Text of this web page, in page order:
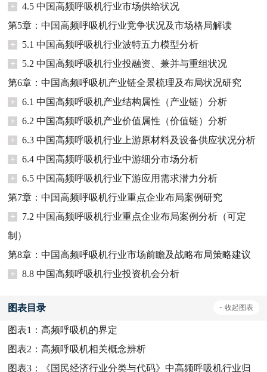
+
4.5 中国高频呼吸机行业市场供给状况
第5章：中国高频呼吸机行业竞争状况及市场格局解读
+
5.1 中国高频呼吸机行业波特五力模型分析
+
5.2 中国高频呼吸机行业投融资、兼并与重组状况
第6章：中国高频呼吸机产业链全景梳理及布局状况研究
+
6.1 中国高频呼吸机产业结构属性（产业链）分析
+
6.2 中国高频呼吸机产业价值属性（价值链）分析
+
6.3 中国高频呼吸机行业上游原材料及设备供应状况分析
+
6.4 中国高频呼吸机行业中游细分市场分析
+
6.5 中国高频呼吸机行业下游应用需求潜力分析
第7章：中国高频呼吸机行业重点企业布局案例研究
+
7.2 中国高频呼吸机行业重点企业布局案例分析（可定
制）
第8章：中国高频呼吸机行业市场前瞻及战略布局策略建议
+
8.8 中国高频呼吸机行业投资机会分析
图表目录 - 收起图表
图表1：高频呼吸机的界定
图表2：高频呼吸机相关概念辨析
图表3：
《国民经济行业分类与代码》中高频呼吸机行业归